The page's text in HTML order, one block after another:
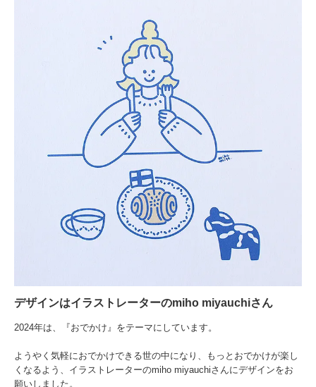
デザインはイラストレーターのmiho miyauchiさん
2024年は、『おでかけ』をテーマにしています。
ようやく気軽におでかけできる世の中になり、もっとおでかけが楽し
くなるよう、イラストレーターのmiho miyauchiさんにデザインをお
願いしました。